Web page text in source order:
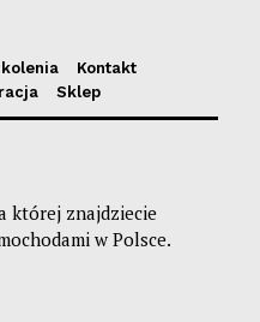
Kontakt
Sklep
której znajdziecie
w Polsce.